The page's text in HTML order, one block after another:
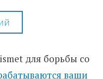
для борьбы со
ваши